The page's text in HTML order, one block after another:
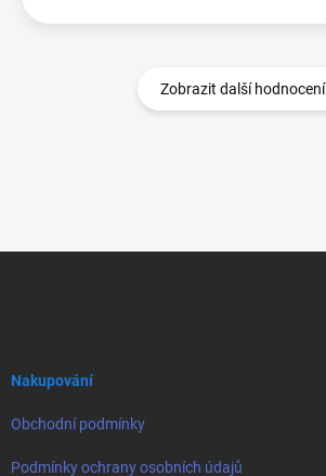
Zobrazit další hodnocení
Nakupování
Obchodní podmínky
Podmínky ochrany osobních údajů